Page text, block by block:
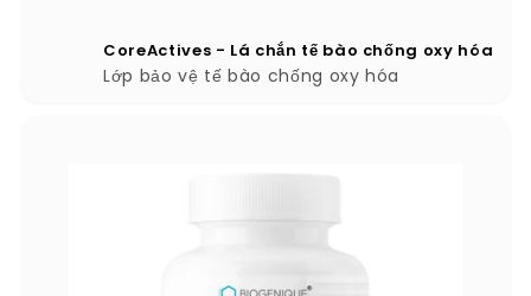
CoreActives - Lá chắn tế bào chống oxy hóa
Lớp bảo vệ tế bào chống oxy hóa